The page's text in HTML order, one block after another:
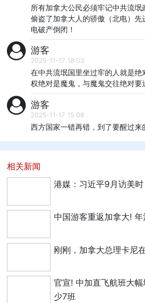
所有加拿大公民必须牢记中共流氓
偷盗了加拿大人的骄傲（北电）
电破产倒闭！
游客
2025-11-17 18:03
在中共流氓国里坐过牢的人就是绝
权绝对是魔鬼，与魔鬼交往绝对要
游客
2025-11-17 15:08
西方国家一错再错，到了要醒过来
相关新闻
港媒：习近平9月访美
中国游客重返加拿大!
刚刚，加拿大总理卡尼
官宣! 中加直飞航班大
少7班